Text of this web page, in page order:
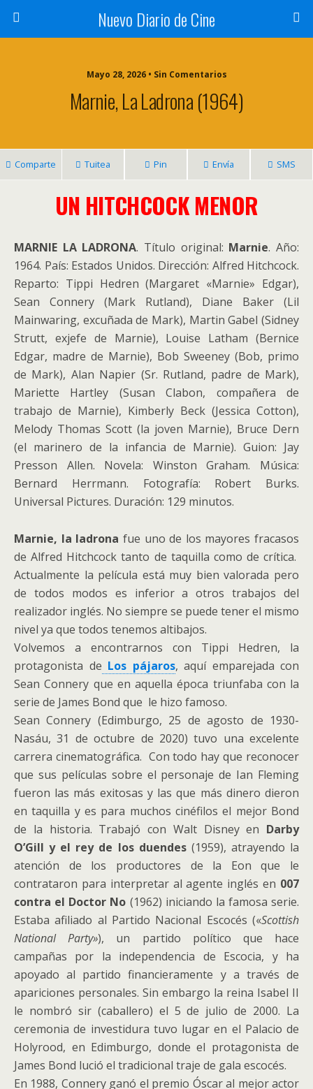
Nuevo Diario de Cine
Mayo 28, 2026 • Sin Comentarios
Marnie, La Ladrona (1964)
Comparte Tuitea Pin Envía SMS
UN HITCHCOCK MENOR
MARNIE LA LADRONA. Título original: Marnie. Año:
1964. País: Estados Unidos. Dirección: Alfred Hitchcock.
Reparto: Tippi Hedren (Margaret «Marnie» Edgar),
Sean Connery (Mark Rutland), Diane Baker (Lil
Mainwaring, excuñada de Mark), Martin Gabel (Sidney
Strutt, exjefe de Marnie), Louise Latham (Bernice
Edgar, madre de Marnie), Bob Sweeney (Bob, primo
de Mark), Alan Napier (Sr. Rutland, padre de Mark),
Mariette Hartley (Susan Clabon, compañera de
trabajo de Marnie), Kimberly Beck (Jessica Cotton),
Melody Thomas Scott (la joven Marnie), Bruce Dern
(el marinero de la infancia de Marnie). Guion: Jay
Presson Allen. Novela: Winston Graham. Música:
Bernard Herrmann. Fotografía: Robert Burks.
Universal Pictures. Duración: 129 minutos.
Marnie, la ladrona fue uno de los mayores fracasos
de Alfred Hitchcock tanto de taquilla como de crítica.
Actualmente la película está muy bien valorada pero
de todos modos es inferior a otros trabajos del
realizador inglés. No siempre se puede tener el mismo
nivel ya que todos tenemos altibajos.
Volvemos a encontrarnos con Tippi Hedren, la
protagonista de Los pájaros, aquí emparejada con
Sean Connery que en aquella época triunfaba con la
serie de James Bond que le hizo famoso.
Sean Connery (Edimburgo, 25 de agosto de 1930-
Nasáu, 31 de octubre de 2020) tuvo una excelente
carrera cinematográfica. Con todo hay que reconocer
que sus películas sobre el personaje de Ian Fleming
fueron las más exitosas y las que más dinero dieron
en taquilla y es para muchos cinéfilos el mejor Bond
de la historia. Trabajó con Walt Disney en Darby
O’Gill y el rey de los duendes (1959), atrayendo la
atención de los productores de la Eon que le
contrataron para interpretar al agente inglés en 007
contra el Doctor No (1962) iniciando la famosa serie.
Estaba afiliado al Partido Nacional Escocés («Scottish
National Party»), un partido político que hace
campañas por la independencia de Escocia, y ha
apoyado al partido financieramente y a través de
apariciones personales. Sin embargo la reina Isabel II
le nombró sir (caballero) el 5 de julio de 2000. La
ceremonia de investidura tuvo lugar en el Palacio de
Holyrood, en Edimburgo, donde el protagonista de
James Bond lució el tradicional traje de gala escocés.
En 1988, Connery ganó el premio Óscar al mejor actor